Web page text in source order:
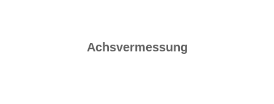
Achsvermessung